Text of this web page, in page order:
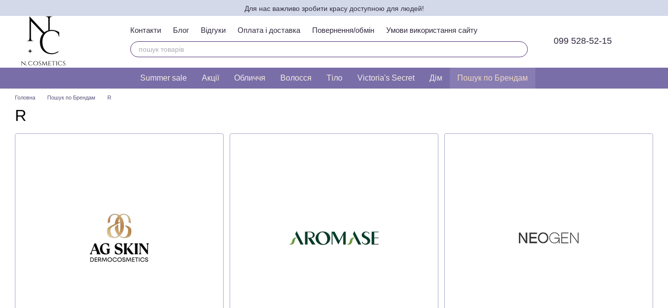
Для нас важливо зробити красу доступною для людей!
Контакти Блог Відгуки Оплата і доставка Повернення/обмін
Умови використання сайту
Тест на визначення типу шкіри по ЛЕСЛІ БАУМАНН
099 528-52-15
Summer sale Акції Обличчя Волосся Тіло Victoria's Secret Дім Пошук по Брендам
Головна Пошук по Брендам R
R